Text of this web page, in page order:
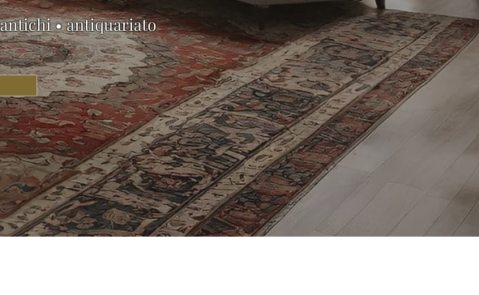
• antiquariato